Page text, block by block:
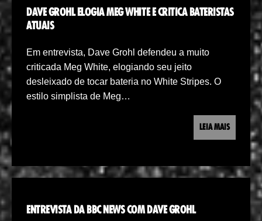
DAVE GROHL ELOGIA MEG WHITE E CRITICA BATERISTAS
ATUAIS
Em entrevista, Dave Grohl defendeu a muito
criticada Meg White, elogiando seu jeito
desleixado de tocar bateria no White Stripes. O
estilo simplista de Meg…
LEIA MAIS
ENTREVISTA DA BBC NEWS COM DAVE GROHL